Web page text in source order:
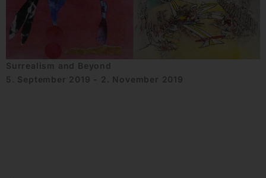
Surrealism and Beyond
5. September 2019 - 2. November 2019